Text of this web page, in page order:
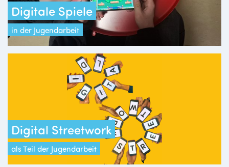
Digitale Spiele
in der Jugendarbeit
Digital Streetwork
als Teil der Jugendarbeit